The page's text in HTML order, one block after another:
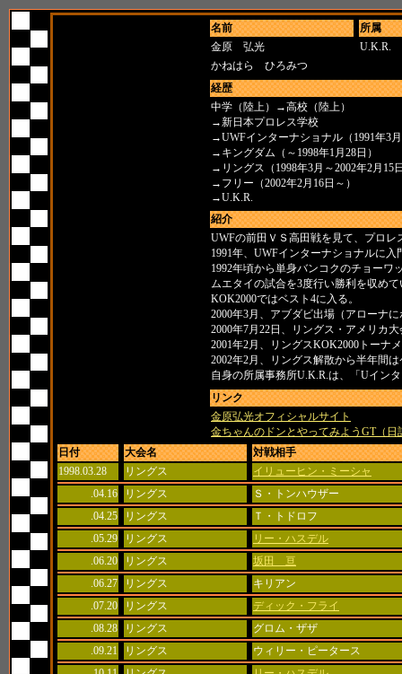
名前
所属
金原 弘光
U.K.R.
かねはら ひろみつ
経歴
中学（陸上）→高校（陸上）
→新日本プロレス学校
→UWFインターナショナル（1991年3
→キングダム（～1998年1月28日）
→リングス（1998年3月～2002年2月15
→フリー（2002年2月16日～）
→U.K.R.
紹介
UWFの前田ＶＳ高田戦を見て、プロ
1991年、UWFインターナショナルに入
1992年頃から単身バンコクのチョーワ
ムエタイの試合を3度行い勝利を収めて
KOK2000ではベスト4に入る。
2000年3月、アブダビ出場（アローナ
2000年7月22日、リングス・アメリカ
2001年2月、リングスKOK2000トーナ
2002年2月、リングス解散から半年間
自身の所属事務所U.K.R.は、「Uイン
リンク
金原弘光オフィシャルサイト
金ちゃんのドンとやってみようGT（日
日付
大会名
対戦相手
1998.03.28
リングス
イリューヒン・ミーシャ
.04.16
リングス
Ｓ・トンハウザー
.04.25
リングス
Ｔ・トドロフ
.05.29
リングス
リー・ハスデル
.06.20
リングス
坂田 亘
.06.27
リングス
キリアン
.07.20
リングス
ディック・フライ
.08.28
リングス
グロム・ザザ
.09.21
リングス
ウィリー・ピータース